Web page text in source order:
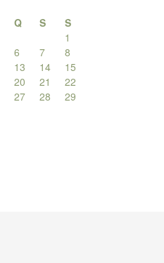
Q S
S
1
6 7
8
13 14
15
20 21
22
27 28
29